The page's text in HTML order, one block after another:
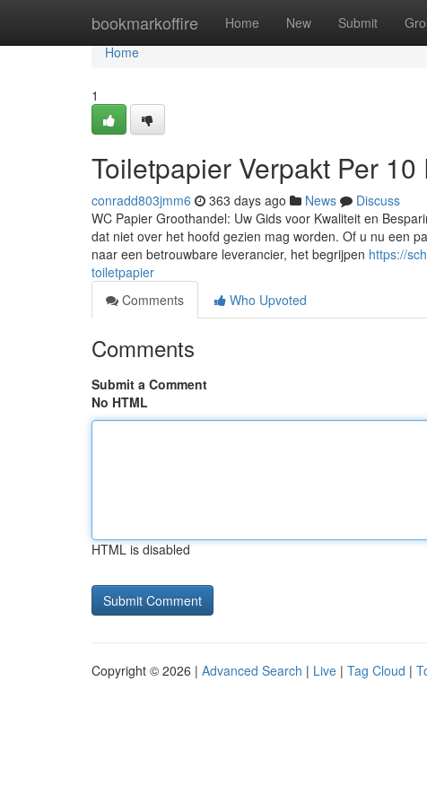
bookmarkoffire Home New Submit
Home
Home
1
Toiletpapier Verpakt Per
conradd803jmm6 363 days ago News
Discuss
WC Papier Groothandel: Uw Gids voor Kwaliteit en
dat niet over het hoofd gezien mag worden. Of u nu een
naar een betrouwbare leverancier, het begrijpen https://
toiletpapier
Comments
Who Upvoted
Comments
Submit a Comment
No HTML
HTML is disabled
Copyright © 2026 | Advanced Search | Live | Tag Cloud |